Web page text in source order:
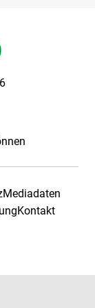
Mediadaten
Kontakt